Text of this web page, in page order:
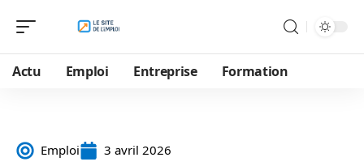
Actu Emploi Entreprise Formation
Emploi 3 avril 2026